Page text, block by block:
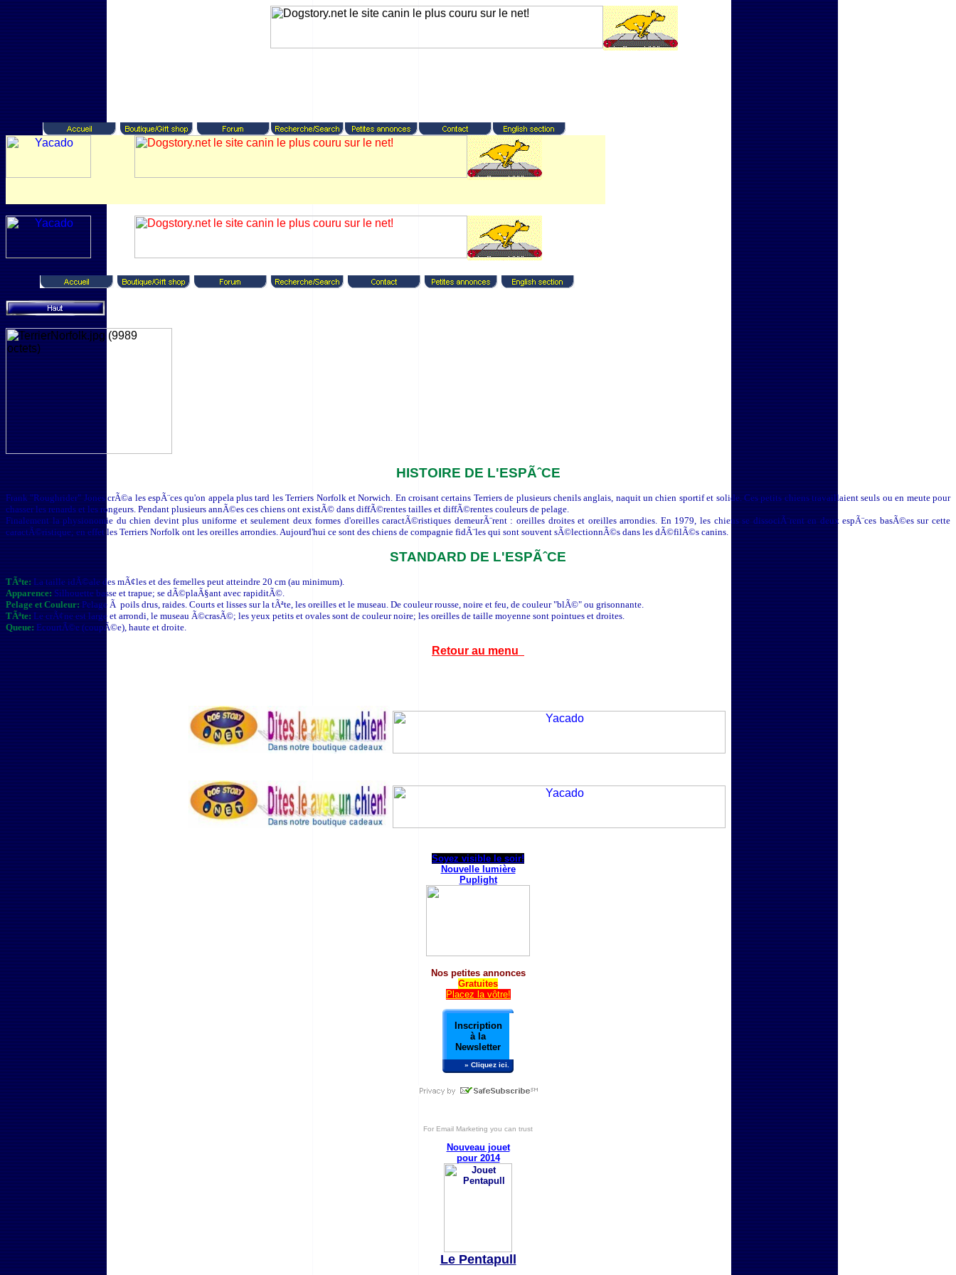
HISTOIRE DE L'ESPÃˆCE
Frank "Roughrider" Jones crÃ©a les espÃ¨ces qu'on appela plus tard les Terriers Norfolk et Norwich. En croisant certains Terriers de plusieurs chenils anglais, naquit un chien sportif et solide. Ces petits chiens travaillaient seuls ou en meute pour
chasser les renards et les rongeurs. Pendant plusieurs annÃ©es ces chiens ont existÃ© dans diffÃ©rentes tailles et diffÃ©rentes couleurs de pelage.
Finalement la physionomie du chien devint plus uniforme et seulement deux formes d'oreilles caractÃ©ristiques demeurÃ¨rent : oreilles droites et oreilles arrondies. En 1979, les chiens se dissociÃ¨rent en deux espÃ¨ces basÃ©es sur cette
caractÃ©ristique; en effet les Terriers Norfolk ont les oreilles arrondies. Aujourd'hui ce sont des chiens de compagnie fidÃ¨les qui sont souvent sÃ©lectionnÃ©s dans les dÃ©filÃ©s canins.
STANDARD DE L'ESPÃˆCE
TÃªte:La taille idÃ©ale des mÃ¢les et des femelles peut atteindre 20 cm (au minimum).
Apparence:Silhouette basse et trapue; se dÃ©plaÃ§ant avec rapiditÃ©.
Pelage et Couleur:Pelage Ã poils drus, raides. Courts et lisses sur la tÃªte, les oreilles et le museau. De couleur rousse, noire et feu, de couleur "blÃ©" ou grisonnante.
TÃªte:Le crÃ¢ne est large et arrondi, le museau Ã©crasÃ©; les yeux petits et ovales sont de couleur noire; les oreilles de taille moyenne sont pointues et droites.
Queue:EcourtÃ©e (coupÃ©e), haute et droite.
Retour au menu
Soyez visible le soir!
Nouvelle lumière
Puplight
Nos petites annonces
Gratuites
Placez la vôtre!
Inscription
à la
Newsletter
» Cliquez ici.
For Email Marketing you can trust
Nouveau jouet
pour 2014
Le Pentapull